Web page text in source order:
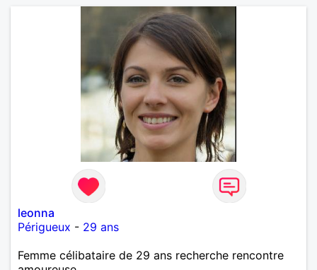
leonna
Périgueux - 29 ans
Femme célibataire de 29 ans recherche rencontre